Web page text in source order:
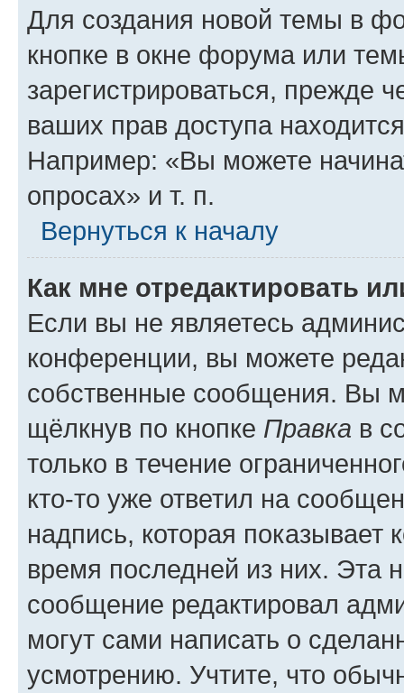
Для создания новой темы в
кнопке в окне форума или
зарегистрироваться, прежде
ваших прав доступа
Например: «Вы можете
опросах» и т. п.
Вернуться к началу
Как мне отредактировать
Если вы не являетесь
конференции, вы можете
собственные сообщения. Вы
щёлкнув по кнопке Правка в
только в течение
кто-то уже ответил на
надпись, которая показывает
время последней из них. Эта
сообщение редактировал
могут сами написать о
усмотрению. Учтите, что